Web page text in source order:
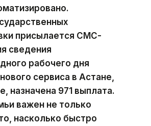
присылается СМС-
сведения
рабочего дня
сервиса в Астане,
назначена 971 выплата.
важен не только
насколько быстро